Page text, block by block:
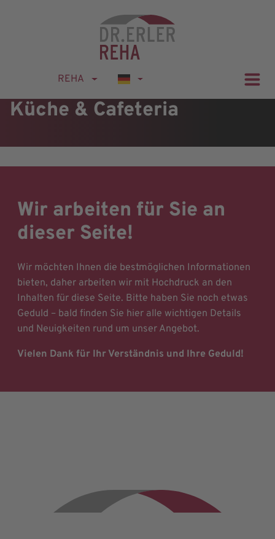
REHA
Küche & Cafeteria
Wir arbeiten für Sie an
dieser Seite!
Wir möchten Ihnen die bestmöglichen Informationen
bieten, daher arbeiten wir mit Hochdruck an den
Inhalten für diese Seite. Bitte haben Sie noch etwas
Geduld – bald finden Sie hier alle wichtigen Details
und Neuigkeiten rund um unser Angebot.
Vielen Dank für Ihr Verständnis und Ihre Geduld!